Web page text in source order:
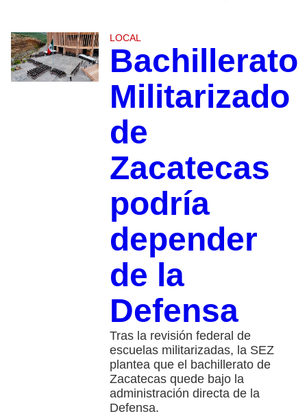
LOCAL
Bachillerato
Militarizado
de
Zacatecas
podría
depender
de la
Defensa
Tras la revisión federal de
escuelas militarizadas, la SEZ
plantea que el bachillerato de
Zacatecas quede bajo la
administración directa de la
Defensa.